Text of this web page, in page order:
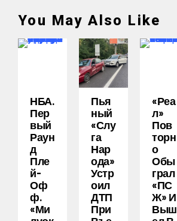
You May Also Like
НБА.
Пер
Вый
Раун
Д
Пле
Й-
Оф
Ф.
«Ми
Пья
Ный
«слу
Га
Нар
Ода»
Устр
Оил
ДТП
При
«Реа
Л»
Пов
Торн
О
Обы
Грал
«ПС
Ж» И
Выш